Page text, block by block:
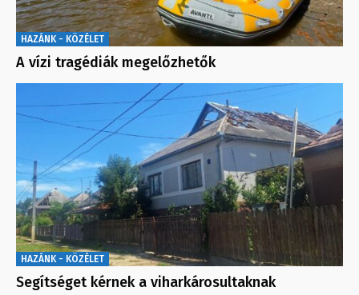
HAZÁNK - KÖZÉLET
A vízi tragédiák megelőzhetők
HAZÁNK - KÖZÉLET
Segítséget kérnek a viharkárosultaknak